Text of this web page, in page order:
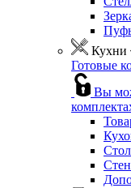
Кухни
Готовые
Вы